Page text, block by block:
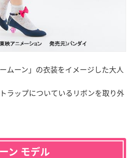
ムーン」の衣装をイメージした大人
ラップについているリボンを取り外
ン モデル